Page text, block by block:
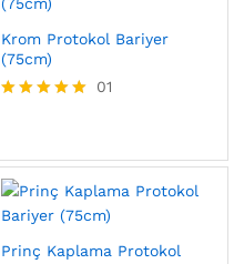
Krom Protokol Bariyer
(75cm)
01
Prinç Kaplama Protokol